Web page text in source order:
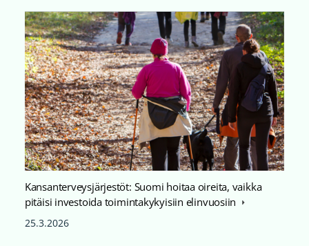
Kansanterveysjärjestöt: Suomi hoitaa oireita, vaikka
pitäisi investoida toimintakykyisiin elinvuosiin
25.3.2026